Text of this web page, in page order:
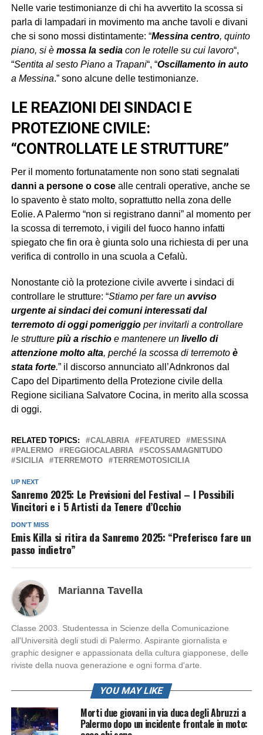
Nelle varie testimonianze di chi ha avvertito la scossa si
parla di lampadari in movimento ma anche tavoli e divani
che si sono mossi distintamente: “Messina centro, quinto
piano, si è mossa la sediacon le rotelle su cui lavoro“,
“Sentita al sesto Piano a Trapani“, “Oscillamento in auto
a Messina.” sono alcune delle testimonianze.
LE REAZIONI DEI SINDACI E
PROTEZIONE CIVILE:
“CONTROLLATE LE STRUTTURE”
Per il momento fortunatamente non sono stati segnalati
danni a persone o cosealle centrali operative, anche se
lo spavento è stato molto, soprattutto nella zona delle
Eolie. A Palermo “non si registrano danni” al momento per
la scossa di terremoto, i vigili del fuoco hanno infatti
spiegato che fin ora è giunta solo una richiesta di per una
verifica di controllo in una scuola a Cefalù.
Nonostante ciò la protezione civile avverte i sindaci di
controllare le strutture: “Stiamo per fare unavviso
urgente ai sindaci dei comuni interessati dal
terremoto di oggi pomeriggioper invitarli a controllare
le strutture più a rischioe mantenere unlivello di
attenzione molto alta, perché la scossa di terremotoè
stata forte.” il discorso annunciato all’Adnkronos dal
Capo del Dipartimento della Protezione civile della
Regione siciliana Salvatore Cocina, in merito alla scossa
di oggi.
RELATED TOPICS: CALABRIA FEATURED
MESSINA
PALERMO
REGGIOCALABRIA
SCOSSAMAGNITUDO
SICILIA
TERREMOTO TERREMOTOSICILIA
UP NEXT
Sanremo 2025: Le Previsioni del Festival – I Possibili
Vincitori e i 5 Artisti da Tenere d’Occhio
DON'T MISS
Emis Killa si ritira da Sanremo 2025: “Preferisco fare un
passo indietro”
Marianna Tavella
Classe 2003. Studentessa in Scienze della Comunicazione
all'Università degli studi di Palermo. Aspirante giornalista e
graphic designer e appassionata della cultura giapponese, delle
riviste della nuova generazione e ogni forma d'arte.
YOU MAY LIKE
Morti due giovani in via duca degli Abruzzi a
Palermo dopo un incidente frontale in moto: